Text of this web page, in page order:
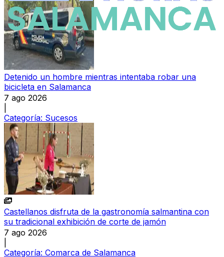
Detenido un hombre mientras intentaba robar una
bicicleta en Salamanca
7 ago 2026
Categoría: Sucesos
Castellanos disfruta de la gastronomía salmantina con
su tradicional exhibición de corte de jamón
7 ago 2026
Categoría: Comarca de Salamanca